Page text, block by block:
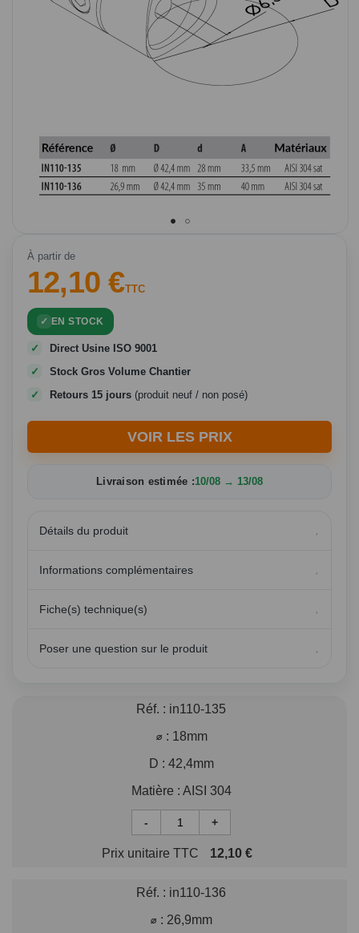
début
Galerie
d’images
À partir de
12,10 €TTC
EN STOCK
Direct Usine ISO 9001
Stock Gros Volume Chantier
Retours 15 jours (produit neuf / non posé)
VOIR LES PRIX
Livraison estimée :10/08 → 13/08
Détails du produit
Informations complémentaires
Fiche(s) technique(s)
Poser une question sur le produit
Réf. : in110-135
⌀ : 18mm
D : 42,4mm
Matière : AISI 304
- +
Prix unitaire TTC 12,10 €
Réf. : in110-136
⌀ : 26,9mm